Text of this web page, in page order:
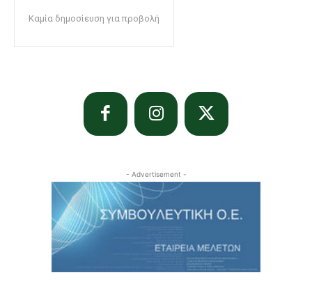
Καμία δημοσίευση για προβολή
- Advertisement -